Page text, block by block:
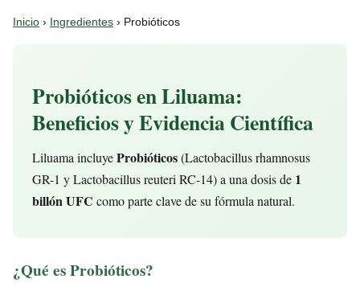
Inicio › Ingredientes › Probióticos
Probióticos en Liluama:
Beneficios y Evidencia Científica
Liluama incluyeProbióticos(Lactobacillus rhamnosus
GR-1 y Lactobacillus reuteri RC-14) a una dosis de 1
billón UFC como parte clave de su fórmula natural.
¿Qué es Probióticos?